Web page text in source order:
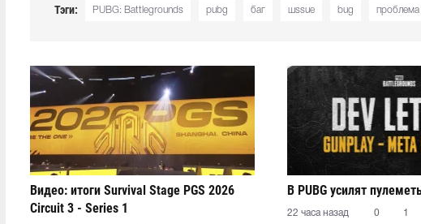
Тэги: PUBG: Battlegrounds pubg баг шssue bug проблема
Видео: итоги Survival Stage PGS 2026
Circuit 3 - Series 1
В PUBG усилят
22 часа назад 0 1